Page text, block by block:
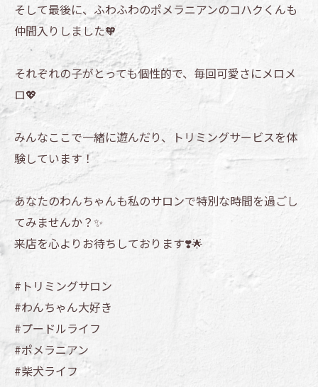
そして最後に、ふわふわのポメラニアンのコハクくんも
仲間入りしました🧡
それぞれの子がとっても個性的で、毎回可愛さにメロメ
ロ💖
みんなここで一緒に遊んだり、トリミングサービスを体
験しています！
あなたのわんちゃんも私のサロンで特別な時間を過ごし
てみませんか？✨
来店を心よりお待ちしております❣️🌟
#トリミングサロン
#わんちゃん大好き
#プードルライフ
#ポメラニアン
#柴犬ライフ